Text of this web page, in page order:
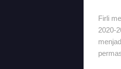
Firli
2020-